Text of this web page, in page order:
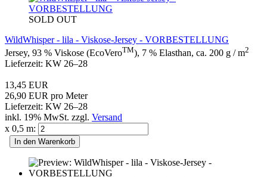
SOLD OUT
WildWhisper - lila - Viskose-Jersey - VORBESTELLUNG
Jersey, 93 % Viskose (EcoVeroTM), 7 % Elasthan, ca. 200 g / m2
Lieferzeit: KW 26–28
13,45 EUR
26,90 EUR pro Meter
Lieferzeit: KW 26–28
inkl. 19% MwSt. zzgl. Versand
x 0,5 m:
In den Warenkorb